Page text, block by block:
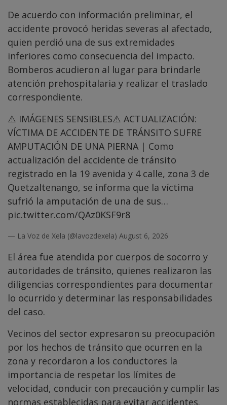
De acuerdo con información preliminar, el
accidente provocó heridas severas al afectado,
quien perdió una de sus extremidades
inferiores como consecuencia del impacto.
Bomberos acudieron al lugar para brindarle
atención prehospitalaria y realizar el traslado
correspondiente.
⚠️ IMÁGENES SENSIBLES⚠️ ACTUALIZACIÓN:
VÍCTIMA DE ACCIDENTE DE TRÁNSITO SUFRE
AMPUTACIÓN DE UNA PIERNA | Como
actualización del accidente de tránsito
registrado en la 19 avenida y 4 calle, zona 3 de
Quetzaltenango, se informa que la víctima
sufrió la amputación de una de sus…
pic.twitter.com/QAz0KSF9r8
— La Voz de Xela (@lavozdexela) August 6, 2026
El área fue atendida por cuerpos de socorro y
autoridades de tránsito, quienes realizaron las
diligencias correspondientes para documentar
lo ocurrido y determinar las responsabilidades
del caso.
Vecinos del sector expresaron su preocupación
por los hechos de tránsito que ocurren en la
zona y recordaron a los conductores la
importancia de respetar los límites de
velocidad, conducir con precaución y cumplir las
normas establecidas para evitar accidentes.